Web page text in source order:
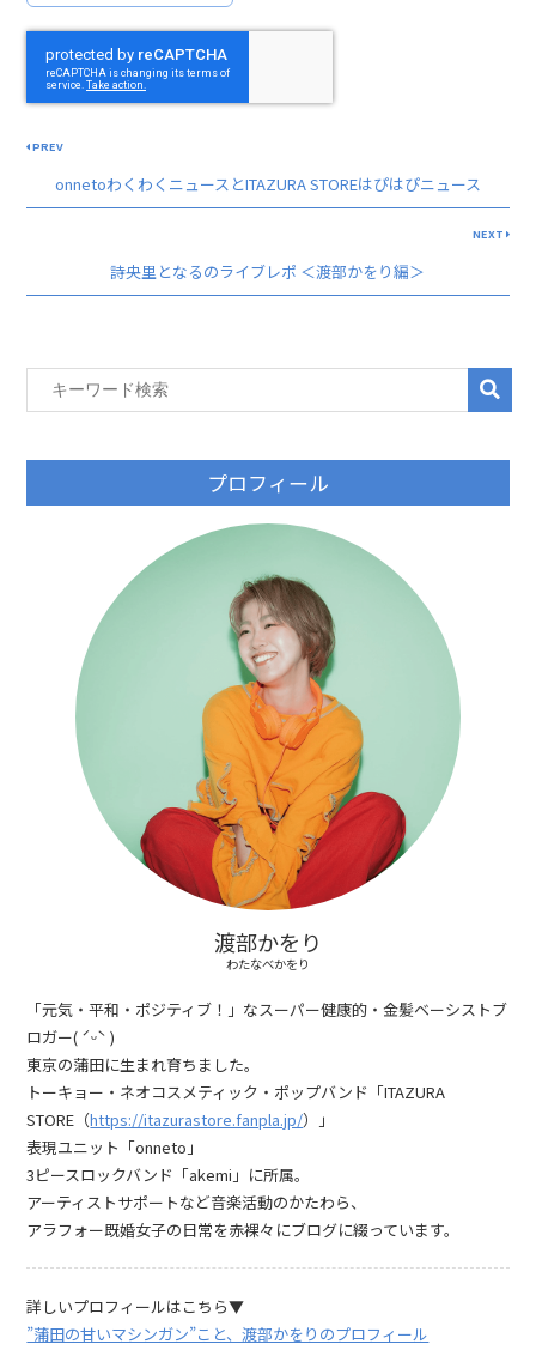
PREV
onnetoわくわくニュースとITAZURA STOREはぴはぴニュース
NEXT
詩央里となるのライブレポ ＜渡部かをり編＞
プロフィール
渡部かをり
わたなべかをり
「元気・平和・ポジティブ！」なスーパー健康的・金髪ベーシストブ
ロガー( ˊᵕˋ )
東京の蒲田に生まれ育ちました。
トーキョー・ネオコスメティック・ポップバンド「ITAZURA
STORE（https://itazurastore.fanpla.jp/）」
表現ユニット「onneto」
3ピースロックバンド「akemi」に所属。
アーティストサポートなど音楽活動のかたわら、
アラフォー既婚女子の日常を赤裸々にブログに綴っています。
詳しいプロフィールはこちら▼
”蒲田の甘いマシンガン”こと、渡部かをりのプロフィール